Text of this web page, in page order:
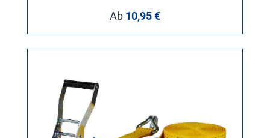
Regulärer Preis:
Ab 10,95 €